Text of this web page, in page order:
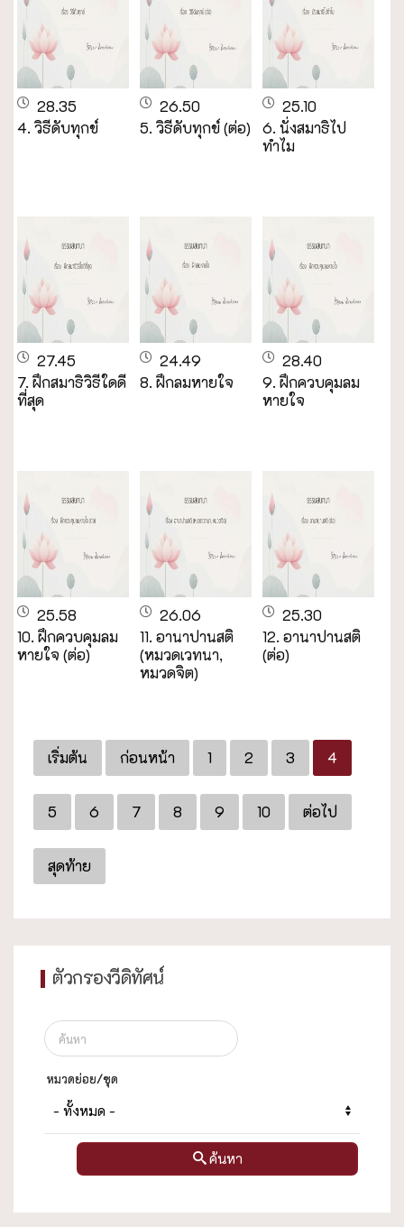
28.35
4. วิธีดับทุกข์
26.50
5. วิธีดับทุกข์ (ต่อ)
25.10
6. นั่งสมาธิไป
ทำไม
27.45
7. ฝึกสมาธิวิธีใดดี
ที่สุด
24.49
8. ฝึกลมหายใจ
28.40
9. ฝึกควบคุมลม
หายใจ
25.58
10. ฝึกควบคุมลม
หายใจ (ต่อ)
26.06
11. อานาปานสติ
(หมวดเวทนา,
หมวดจิต)
25.30
12. อานาปานสติ
(ต่อ)
เริ่มต้น ก่อนหน้า 1 2 3 4
5 6 7 8 9 10 ต่อไป
สุดท้าย
ตัวกรองวีดิทัศน์
หมวดย่อย/ชุด
ค้นหา